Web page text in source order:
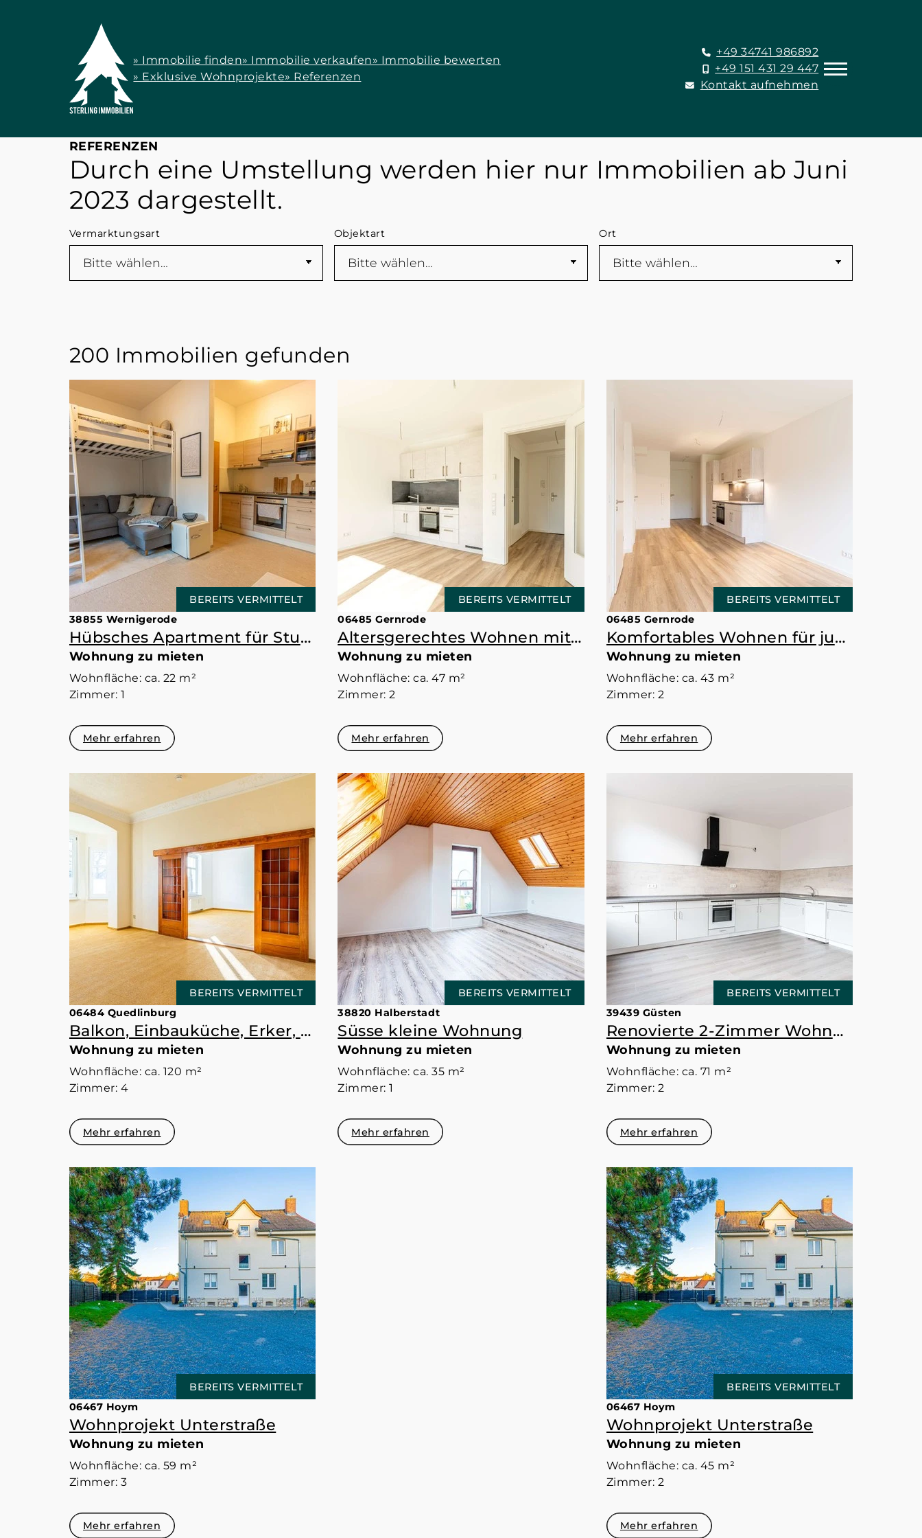
» Immobilie finden» Immobilie verkaufen» Immobilie bewerten
» Exklusive Wohnprojekte» Referenzen
+49 34741 986892
+49 151 431 29 447
Kontakt aufnehmen
REFERENZEN
Durch eine Umstellung werden hier nur Immobilien ab Juni
2023 dargestellt.
Vermarktungsart Objektart Ort
200 Immobilien gefunden
BEREITS VERMITTELT
38855 Wernigerode
Hübsches Apartment für Studenten.
Wohnung zu mieten
Wohnfläche: ca. 22 m²
Zimmer: 1
Mehr erfahren
BEREITS VERMITTELT
06485 Gernrode
Altersgerechtes Wohnen mit Tagespflege in Gernrode.
Wohnung zu mieten
Wohnfläche: ca. 47 m²
Zimmer: 2
Mehr erfahren
BEREITS VERMITTELT
06485 Gernrode
Komfortables Wohnen für jung und alt, im Kern von Gernrode.
Wohnung zu mieten
Wohnfläche: ca. 43 m²
Zimmer: 2
Mehr erfahren
BEREITS VERMITTELT
06484 Quedlinburg
Balkon, Einbauküche, Erker, 4 Zimmer, Garten, was will man mehr?
Wohnung zu mieten
Wohnfläche: ca. 120 m²
Zimmer: 4
Mehr erfahren
BEREITS VERMITTELT
38820 Halberstadt
Süsse kleine Wohnung
Wohnung zu mieten
Wohnfläche: ca. 35 m²
Zimmer: 1
Mehr erfahren
BEREITS VERMITTELT
39439 Güsten
Renovierte 2-Zimmer Wohnung mit Einbauküche
Wohnung zu mieten
Wohnfläche: ca. 71 m²
Zimmer: 2
Mehr erfahren
BEREITS VERMITTELT
06467 Hoym
Wohnprojekt Unterstraße
Wohnung zu mieten
Wohnfläche: ca. 59 m²
Zimmer: 3
Mehr erfahren
BEREITS VERMITTELT
06467 Hoym
Wohnprojekt Unterstraße
Wohnung zu mieten
Wohnfläche: ca. 45 m²
Zimmer: 2
Mehr erfahren